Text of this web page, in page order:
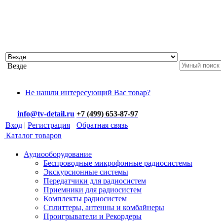
Везде
Не нашли интересующий Вас товар?
info@tv-detail.ru +7 (499) 653-87-97
Вход | Регистрация
Обратная связь
Каталог товаров
Аудиооборудование
Беспроводные микрофонные радиосистемы
Экскурсионные системы
Передатчики для радиосистем
Приемники для радиосистем
Комплекты радиосистем
Сплиттеры, антенны и комбайнеры
Проигрыватели и Рекордеры